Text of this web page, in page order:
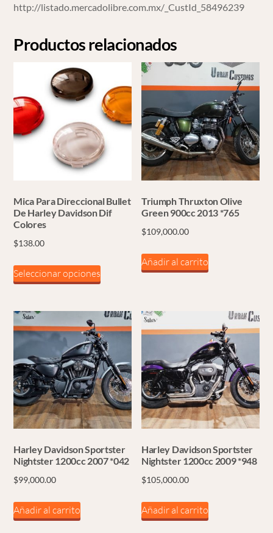
http://listado.mercadolibre.com.mx/_CustId_58496239
Productos relacionados
Mica Para Direccional Bullet
De Harley Davidson Dif
Colores
$138.00
Seleccionar opciones
producto
múltiples
variantes.
Las
opciones
se
pueden
elegir
en
la
página
Triumph Thruxton Olive
Green 900cc 2013 *765
$109,000.00
Añadir al carrito
Harley Davidson Sportster
Nightster 1200cc 2007 *042
$99,000.00
Añadir al carrito
Harley Davidson Sportster
Nightster 1200cc 2009 *948
$105,000.00
Añadir al carrito